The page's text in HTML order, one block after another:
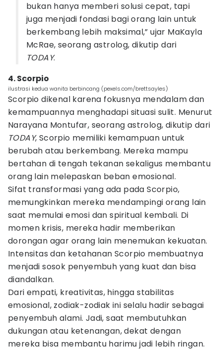
bukan hanya memberi solusi cepat, tapi
juga menjadi fondasi bagi orang lain untuk
berkembang lebih maksimal,” ujar MaKayla
McRae, seorang astrolog, dikutip dari
TODAY.
4. Scorpio
ilustrasi kedua wanita berbincang (pexels.com/brettsayles)
Scorpio dikenal karena fokusnya mendalam dan
kemampuannya menghadapi situasi sulit. Menurut
Narayana Montufar, seorang astrolog, dikutip dari
TODAY, Scorpio memiliki kemampuan untuk
berubah atau berkembang. Mereka mampu
bertahan di tengah tekanan sekaligus membantu
orang lain melepaskan beban emosional.
Sifat transformasi yang ada pada Scorpio,
memungkinkan mereka mendampingi orang lain
saat memulai emosi dan spiritual kembali. Di
momen krisis, mereka hadir memberikan
dorongan agar orang lain menemukan kekuatan.
Intensitas dan ketahanan Scorpio membuatnya
menjadi sosok penyembuh yang kuat dan bisa
diandalkan.
Dari empati, kreativitas, hingga stabilitas
emosional, zodiak-zodiak ini selalu hadir sebagai
penyembuh alami. Jadi, saat membutuhkan
dukungan atau ketenangan, dekat dengan
mereka bisa membantu harimu jadi lebih ringan.